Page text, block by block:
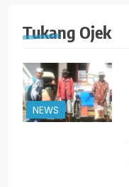
Tukang Ojek
NEWS